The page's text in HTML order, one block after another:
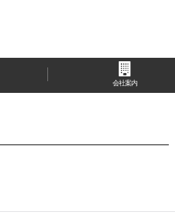
会社案内